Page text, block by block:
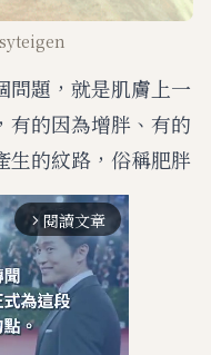
問題，就是肌膚上一
有的因為增胖、有的
生的紋路，俗稱肥胖
arrow_forward_ios 閱讀文章